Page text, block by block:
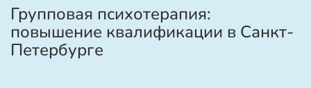
Групповая психотерапия:
повышение квалификации в Санкт-
Петербурге